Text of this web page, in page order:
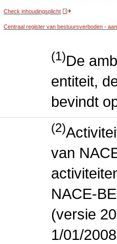
Check inhoudingsplicht
Centraal register van bestuursverboden -
(1)De
entiteit,
bevindt
(2)
van
NACE-
(versie
1/01/